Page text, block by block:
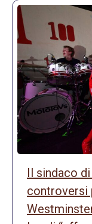
Il sindaco
controversi